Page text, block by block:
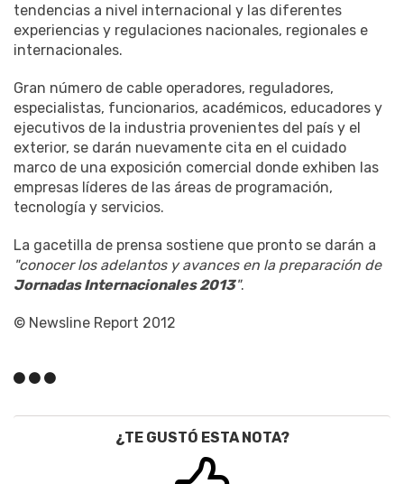
tendencias a nivel internacional y las diferentes
experiencias y regulaciones nacionales, regionales e
internacionales.
Gran número de cable operadores, reguladores,
especialistas, funcionarios, académicos, educadores y
ejecutivos de la industria provenientes del país y el
exterior, se darán nuevamente cita en el cuidado
marco de una exposición comercial donde exhiben las
empresas líderes de las áreas de programación,
tecnología y servicios.
La gacetilla de prensa sostiene que pronto se darán a
"conocer los adelantos y avances en la preparación de
Jornadas Internacionales 2013".
© Newsline Report 2012
¿TE GUSTÓ ESTA NOTA?